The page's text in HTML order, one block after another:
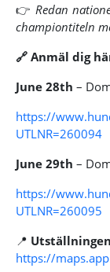
👉 Redan
championtiteln
🔗 Anmäl dig
June 28th –
https://
UTLNR=260094
June 29th –
https://
UTLNR=260095
📍
https://